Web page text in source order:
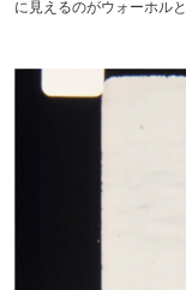
に見えるのがウォーホル